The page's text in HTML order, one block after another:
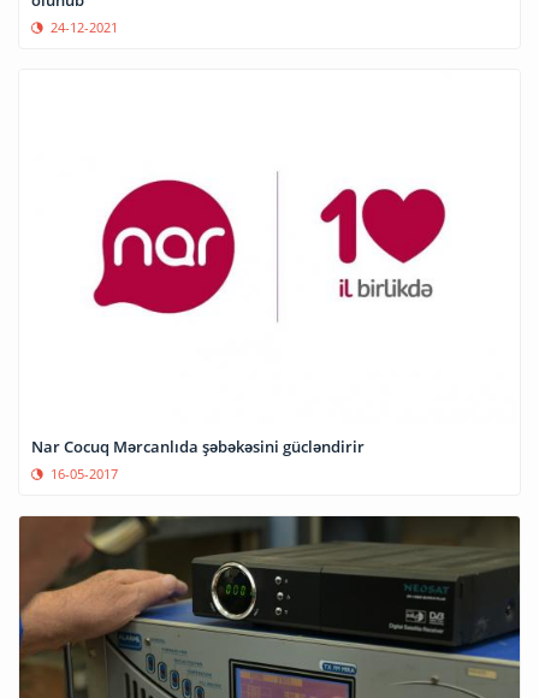
24-12-2021
Nar Cocuq Mərcanlıda şəbəkəsini gücləndirir
16-05-2017